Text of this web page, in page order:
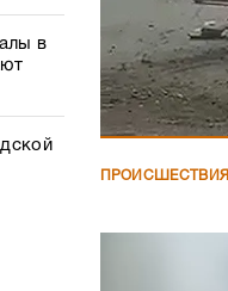
в
ПРОИСШЕСТВИЯ